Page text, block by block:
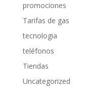
promociones
Tarifas de gas
tecnologia
teléfonos
Tiendas
Uncategorized